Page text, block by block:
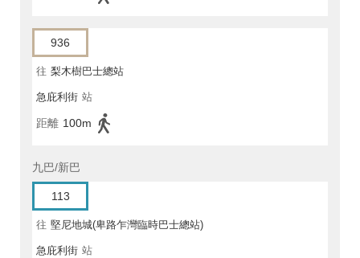
936
往 梨木樹巴士總站
急庇利街 站
距離 100m
九巴/新巴
113
往 堅尼地城(卑路乍灣臨時巴士總站)
急庇利街 站